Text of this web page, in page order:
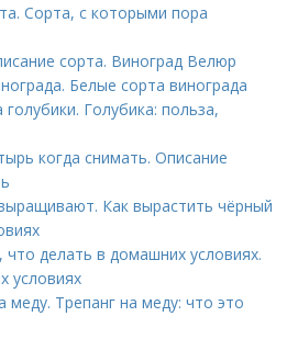
Сорта, с которыми пора
сорта. Виноград Велюр
Белые сорта винограда
Голубика: польза,
когда снимать. Описание
Как вырастить чёрный
что делать в домашних условиях.
условиях
меду. Трепанг на меду: что это